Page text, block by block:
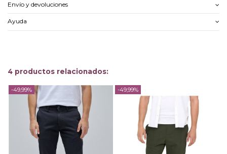
Envío y devoluciones
Ayuda
4 productos relacionados:
-49,99% -49,99%